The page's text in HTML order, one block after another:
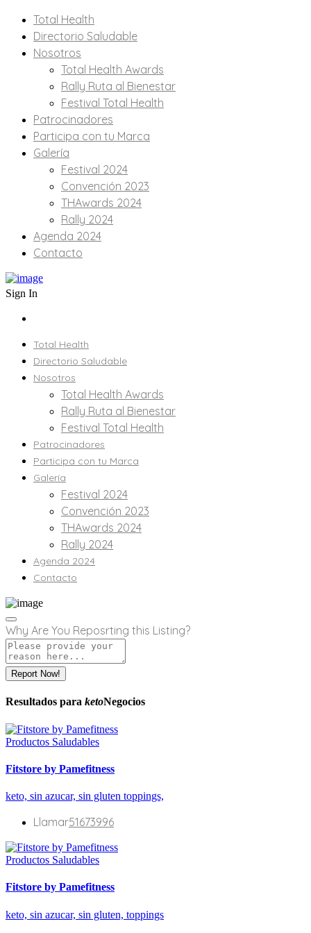
Total Health
Directorio Saludable
Nosotros
Total Health Awards
Rally Ruta al Bienestar
Festival Total Health
Patrocinadores
Participa con tu Marca
Galería
Festival 2024
Convención 2023
THAwards 2024
Rally 2024
Agenda 2024
Contacto
Sign In
Total Health
Directorio Saludable
Nosotros
Total Health Awards
Rally Ruta al Bienestar
Festival Total Health
Patrocinadores
Participa con tu Marca
Galería
Festival 2024
Convención 2023
THAwards 2024
Rally 2024
Agenda 2024
Contacto
Why Are You Reposrting this Listing?
Report Now!
Resultados para ketoNegocios
Productos Saludables
Fitstore by Pamefitness
keto, sin azucar, sin gluten toppings,
Llamar51673996
Productos Saludables
Fitstore by Pamefitness
keto, sin azucar, sin gluten, toppings